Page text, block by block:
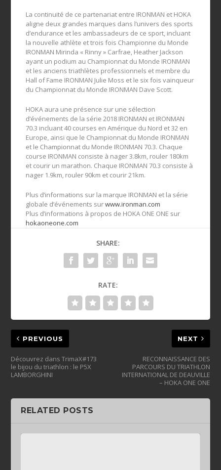
La continuité de ce partenariat entre IRONMAN et HOKA
aligne deux grandes marques dans l’univers des sports
d’endurance et les ambassadeurs de ce sport, incluant
la nouvelle athlète et trois fois Championne du Monde
IRONMAN Mirinda « Rinny » Carfrae, Heather Jackson
ayant un podium au Championnat du Monde IRONMAN
et les anciens triathlètes professionnels et membre du
Hall of Fame IRONMAN Julie Moss et le six fois vainqueur
du Championnat du Monde IRONMAN Dave Scott.
HOKA aura une présence sur une sélection
d’événements de la série 2018 IRONMAN et IRONMAN
70.3 incluant 40 courses en Amérique du Nord et 32 en
Europe, ainsi que le Championnat du Monde IRONMAN
et le Championnat du Monde IRONMAN 70.3. Chaque
course IRONMAN consiste à nager 3.8km, rouler 180km
et courir un marathon. Chaque IRONMAN 70.3 consiste à
nager 1.9km, rouler 90km et courir 21km.
Plus d’informations sur la marque IRONMAN et la série
globale d’événements surwww.ironman.com
Plus d’informations à propos de HOKA ONE ONE sur
hokaoneone.com
SHARE:
RATE:
PREVIOUS
Découvrez dans TrimaX#173
le bijou du triathlon : le P5X
LAMBORGHINI
NEXT
RECONNAISSANCE DES
PARCOURS DU TRIATHLON
INTERNATIONAL DE DEAUVILLE
– HOKA ONE ONE
RELATED POSTS